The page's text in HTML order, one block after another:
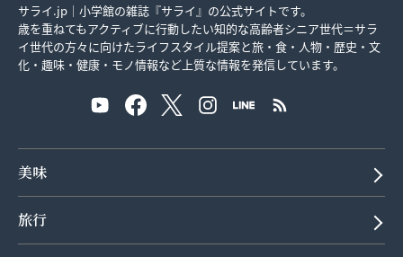
サライ.jp｜小学館の雑誌『サライ』の公式サイトです。
歳を重ねてもアクティブに行動したい知的な高齢者シニア世代＝サラ
イ世代の方々に向けたライフスタイル提案と旅・食・人物・歴史・文
化・趣味・健康・モノ情報など上質な情報を発信しています。
美味
旅行